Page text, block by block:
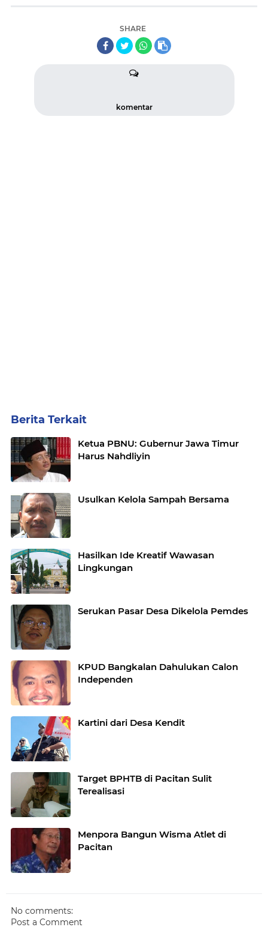
SHARE
komentar
Berita Terkait
Ketua PBNU: Gubernur Jawa Timur
Harus Nahdliyin
Usulkan Kelola Sampah Bersama
Hasilkan Ide Kreatif Wawasan
Lingkungan
Serukan Pasar Desa Dikelola Pemdes
KPUD Bangkalan Dahulukan Calon
Independen
Kartini dari Desa Kendit
Target BPHTB di Pacitan Sulit
Terealisasi
Menpora Bangun Wisma Atlet di
Pacitan
No comments:
Post a Comment